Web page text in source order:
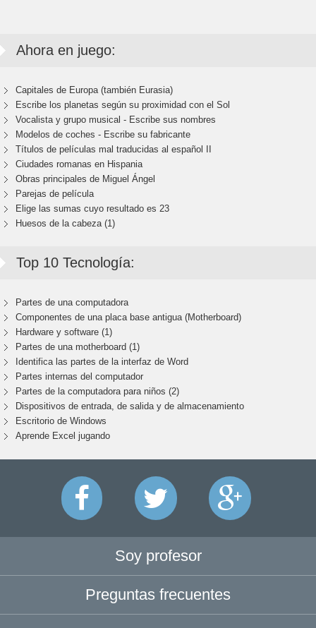
Ahora en juego:
Capitales de Europa (también Eurasia)
Escribe los planetas según su proximidad con el Sol
Vocalista y grupo musical - Escribe sus nombres
Modelos de coches - Escribe su fabricante
Títulos de películas mal traducidas al español II
Ciudades romanas en Hispania
Obras principales de Miguel Ángel
Parejas de película
Elige las sumas cuyo resultado es 23
Huesos de la cabeza (1)
Top 10 Tecnología:
Partes de una computadora
Componentes de una placa base antigua (Motherboard)
Hardware y software (1)
Partes de una motherboard (1)
Identifica las partes de la interfaz de Word
Partes internas del computador
Partes de la computadora para niños (2)
Dispositivos de entrada, de salida y de almacenamiento
Escritorio de Windows
Aprende Excel jugando
Soy profesor
Preguntas frecuentes